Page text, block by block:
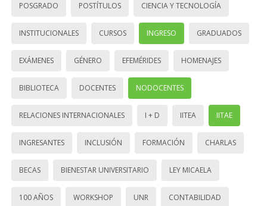
POSGRADO POSTÍTULOS CIENCIA Y TECNOLOGÍA
INSTITUCIONALES CURSOS INGRESO GRADUADOS
EXÁMENES GÉNERO EFEMÉRIDES HOMENAJES
BIBLIOTECA DOCENTES NODOCENTES
RELACIONES INTERNACIONALES I + D IITEA IITAE
INGRESANTES INCLUSIÓN FORMACIÓN CHARLAS
BECAS BIENESTAR UNIVERSITARIO LEY MICAELA
100 AÑOS WORKSHOP UNR CONTABILIDAD